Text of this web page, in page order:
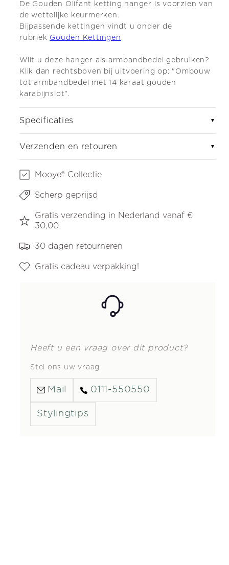
De Gouden Olifant ketting hanger is voorzien van
de wettelijke keurmerken.
Bijpassende kettingen vindt u onder de
rubriek Gouden Kettingen .
Wilt u deze hanger als armbandbedel gebruiken?
Klik dan rechtsboven bij uitvoering op: "Ombouw
tot armbandbedel met 14 karaat gouden
karabijnslot".
Specificaties ▼
Verzenden en retouren ▼
Mooye® Collectie
Scherp geprijsd
Gratis verzending in Nederland vanaf €
30,00
30 dagen retourneren
Gratis cadeau verpakking!
Heeft u een vraag over dit product?
Stel ons uw vraag
Mail 0111-550550
Stylingtips